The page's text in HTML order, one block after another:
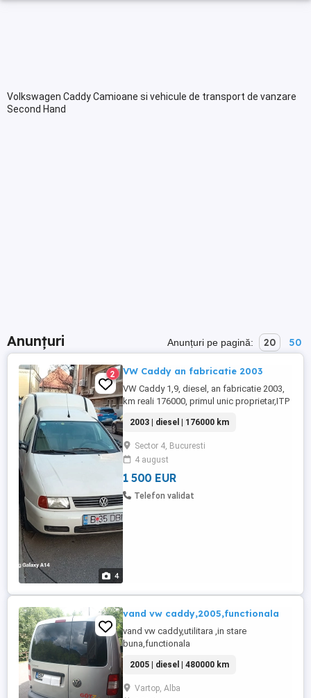
Volkswagen Caddy Camioane si vehicule de transport de vanzare
Second Hand
Anunțuri Anunțuri pe pagină: 20 50
4
2 VW Caddy an fabricatie 2003
VW Caddy 1,9, diesel, an fabricatie 2003,
km reali 176000, primul unic proprietar,ITP
2003 | diesel | 176000 km
Sector 4, Bucuresti
4 august
1 500 EUR
Telefon validat
vand vw caddy,2005,functionala
vand vw caddy,utilitara ,in stare
buna,functionala
2005 | diesel | 480000 km
Vartop, Alba